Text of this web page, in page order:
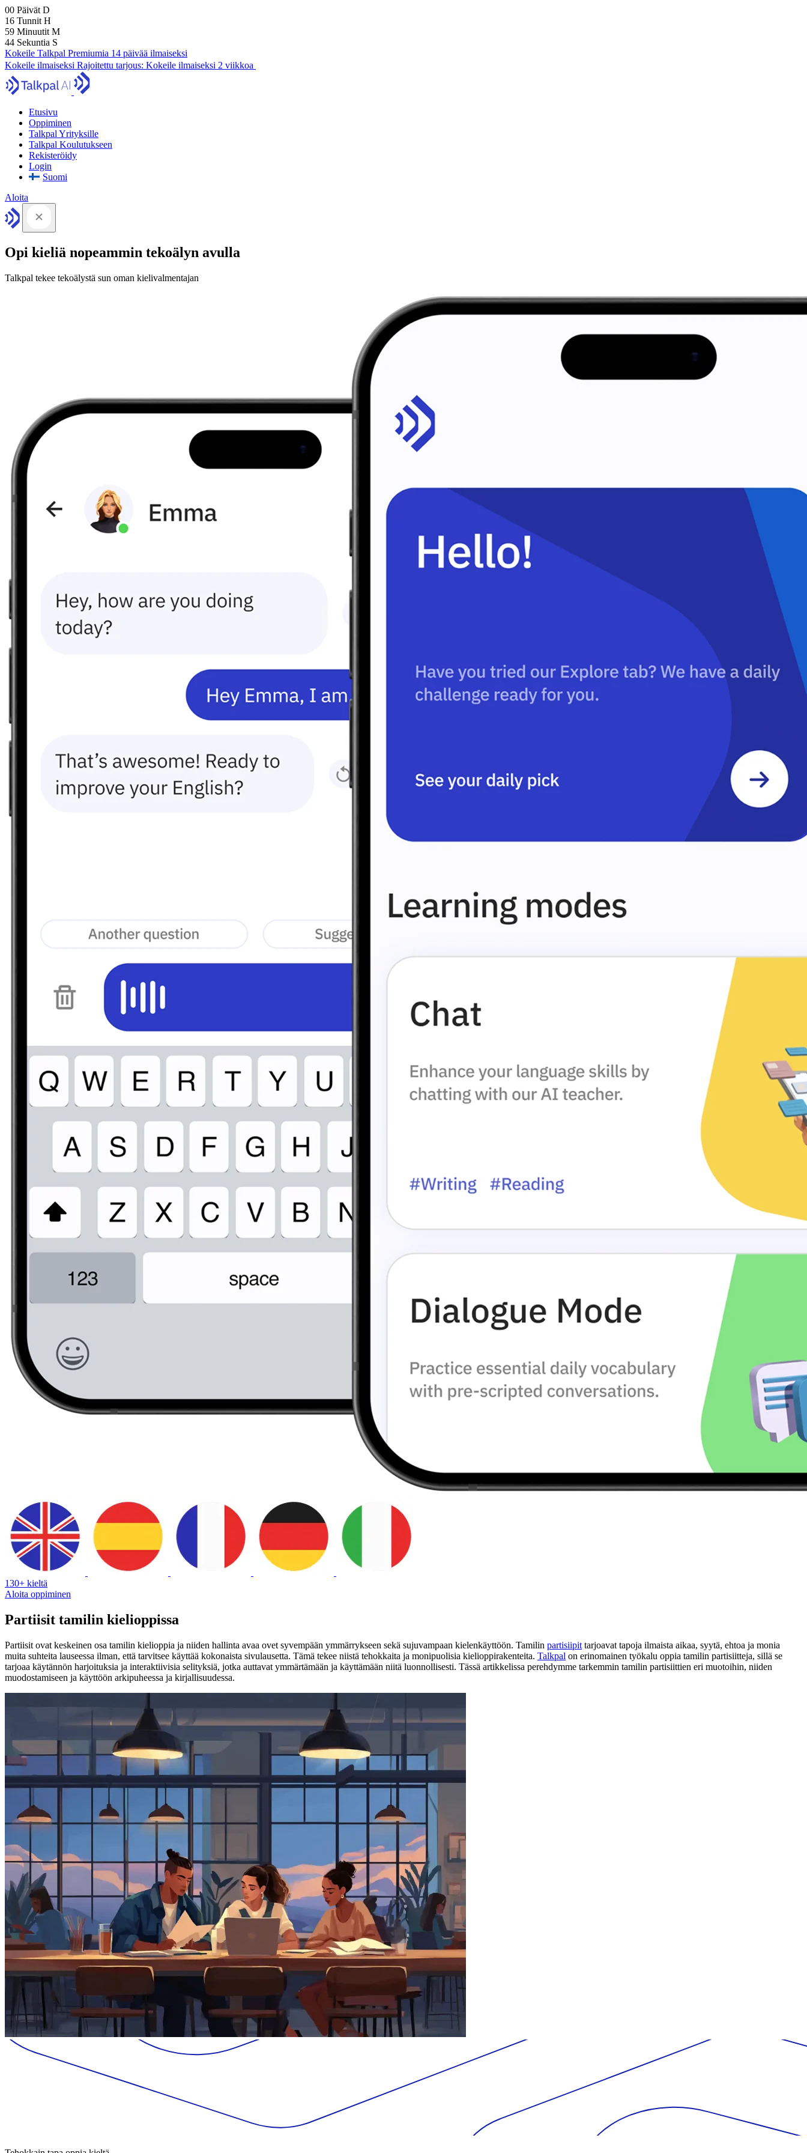
00 Päivät D
16 Tunnit H
59 Minuutit M
43 Sekuntia S
Kokeile Talkpal Premiumia 14 päivää ilmaiseksi
Kokeile ilmaiseksi Rajoitettu tarjous: Kokeile ilmaiseksi 2 viikkoa
Etusivu
Oppiminen
Talkpal Yrityksille
Talkpal Koulutukseen
Rekisteröidy
Login
Suomi
Aloita
Opi kieliä nopeammin tekoälyn avulla
Talkpal tekee tekoälystä sun oman kielivalmentajan
130+ kieltä
Aloita oppiminen
Partiisit tamilin kielioppissa
Partiisit ovat keskeinen osa tamilin kielioppia ja niiden hallinta avaa ovet syvempään ymmärrykseen sekä sujuvampaan kielenkäyttöön. Tamilin partisiipit tarjoavat tapoja ilmaista aikaa, syytä, ehtoa ja monia
muita suhteita lauseessa ilman, että tarvitsee käyttää kokonaista sivulausetta. Tämä tekee niistä tehokkaita ja monipuolisia kielioppirakenteita. Talkpal on erinomainen työkalu oppia tamilin partisiitteja, sillä se
tarjoaa käytännön harjoituksia ja interaktiivisia selityksiä, jotka auttavat ymmärtämään ja käyttämään niitä luonnollisesti. Tässä artikkelissa perehdymme tarkemmin tamilin partisiittien eri muotoihin, niiden
muodostamiseen ja käyttöön arkipuheessa ja kirjallisuudessa.